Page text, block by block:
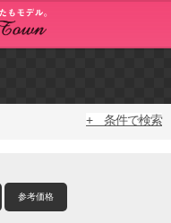
+ 条件で検索
参考価格